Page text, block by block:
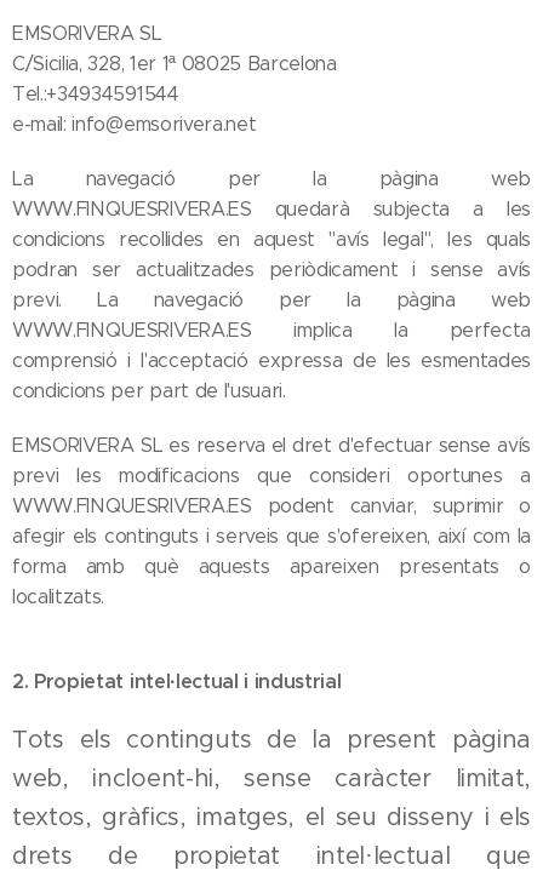
EMSORIVERA SL
C/Sicilia, 328, 1er 1ª 08025 Barcelona
Tel.:+34934591544
e-mail: info@emsorivera.net
La navegació per la pàgina web
WWW.FINQUESRIVERA.ES quedarà subjecta a les
condicions recollides en aquest "avís legal", les quals
podran ser actualitzades periòdicament i sense avís
previ. La navegació per la pàgina web
WWW.FINQUESRIVERA.ES implica la perfecta
comprensió i l'acceptació expressa de les esmentades
condicions per part de l'usuari.
EMSORIVERA SL es reserva el dret d'efectuar sense avís
previ les modificacions que consideri oportunes a
WWW.FINQUESRIVERA.ES podent canviar, suprimir o
afegir els continguts i serveis que s'ofereixen, així com la
forma amb què aquests apareixen presentats o
localitzats.
2. Propietat intel·lectual i industrial
Tots els continguts de la present pàgina
web, incloent-hi, sense caràcter limitat,
textos, gràfics, imatges, el seu disseny i els
drets de propietat intel·lectual que